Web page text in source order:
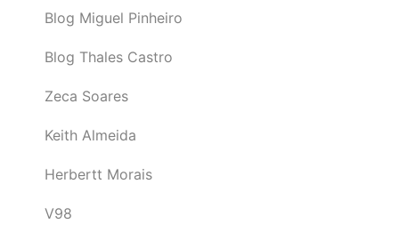
Blog Miguel Pinheiro
Blog Thales Castro
Zeca Soares
Keith Almeida
Herbertt Morais
V98